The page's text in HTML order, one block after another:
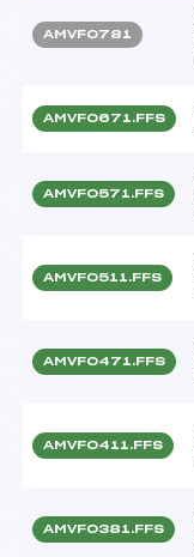
AMVF0781
AMVF0671.FFS
AMVF0571.FFS
AMVF0511.FFS
AMVF0471.FFS
AMVF0411.FFS
AMVF0381.FFS